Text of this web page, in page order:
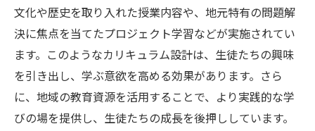
文化や歴史を取り入れた授業内容や、地元特有の問題解
決に焦点を当てたプロジェクト学習などが実施されてい
ます。このようなカリキュラム設計は、生徒たちの興味
を引き出し、学ぶ意欲を高める効果があります。さら
に、地域の教育資源を活用することで、より実践的な学
びの場を提供し、生徒たちの成長を後押ししています。